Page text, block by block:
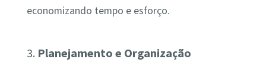
economizando tempo e esforço.
3. Planejamento e Organização